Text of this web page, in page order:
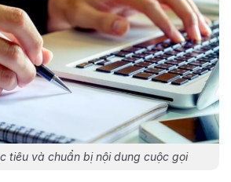
tiêu và chuẩn bị nội dung cuộc gọi